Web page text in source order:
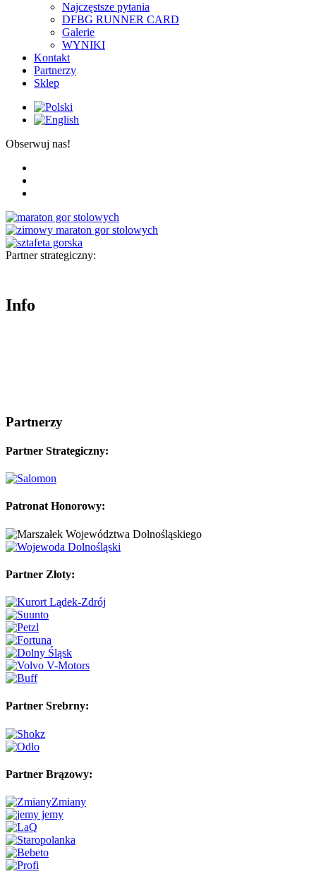
Najczęstsze pytania
DFBG RUNNER CARD
Galerie
WYNIKI
Kontakt
Partnerzy
Sklep
Obserwuj nas!
Partner strategiczny:
Info
Partnerzy
Partner Strategiczny:
Patronat Honorowy:
Partner Złoty:
Partner Srebrny:
Partner Brązowy: